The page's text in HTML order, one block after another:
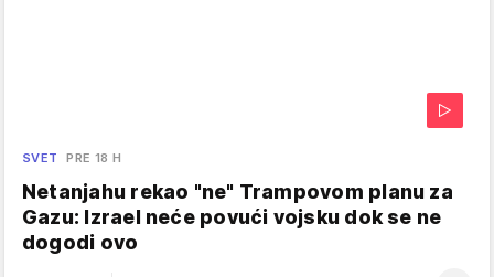
SVET PRE 18 H
Netanjahu rekao "ne" Trampovom planu za
Gazu: Izrael neće povući vojsku dok se ne
dogodi ovo